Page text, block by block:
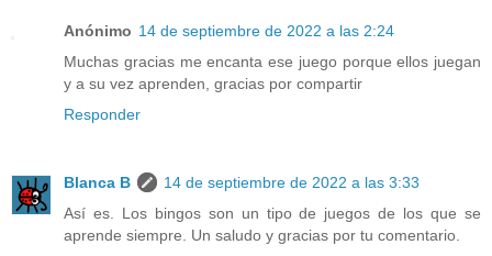
Anónimo 14 de septiembre de 2022 a las 2:24
Muchas gracias me encanta ese juego porque ellos juegan
y a su vez aprenden, gracias por compartir
Responder
Blanca B
14 de septiembre de 2022 a las 3:33
Así es. Los bingos son un tipo de juegos de los que se
aprende siempre. Un saludo y gracias por tu comentario.